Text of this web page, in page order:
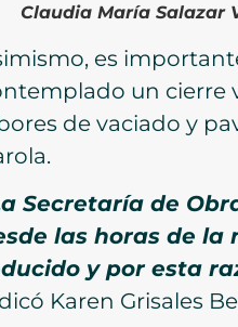
Claudia María Salazar
es
un cierre
de vaciado y
Secretaría de
las horas de la
y por esta
Karen Grisales